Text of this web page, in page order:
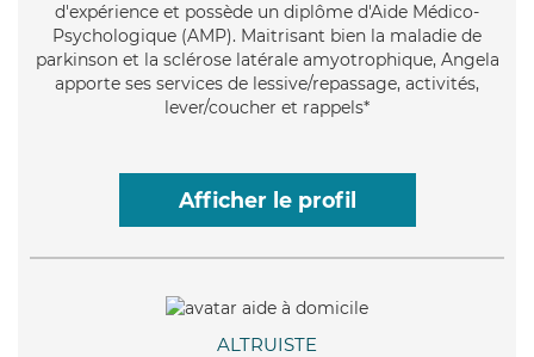
d'expérience et possède un diplôme d'Aide Médico-
Psychologique (AMP). Maitrisant bien la maladie de
parkinson et la sclérose latérale amyotrophique, Angela
apporte ses services de lessive/repassage, activités,
lever/coucher et rappels*
Afficher le profil
ALTRUISTE